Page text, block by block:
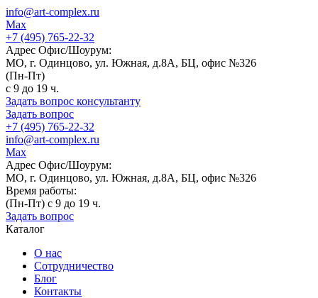
info@art-complex.ru
Max
+7 (495) 765-22-32
Адрес Офис/Шоурум:
МО, г. Одинцово, ул. Южная, д.8А, БЦ, офис №326
(Пн-Пт)
с 9 до 19 ч.
Задать вопрос консультанту
Задать вопрос
+7 (495) 765-22-32
info@art-complex.ru
Max
Адрес Офис/Шоурум:
МО, г. Одинцово, ул. Южная, д.8А, БЦ, офис №326
Время работы:
(Пн-Пт) с 9 до 19 ч.
Задать вопрос
Каталог
О нас
Сотрудничество
Блог
Контакты